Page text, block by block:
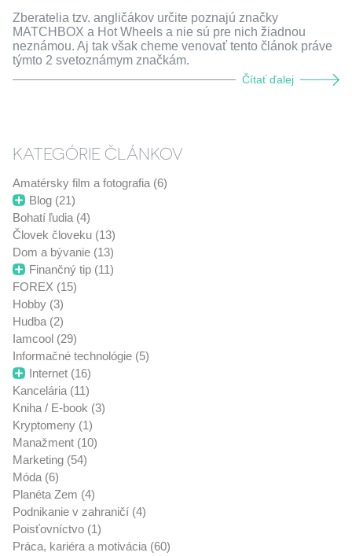
Zberatelia tzv. angličákov určite poznajú značky
MATCHBOX a Hot Wheels a nie sú pre nich žiadnou
neznámou. Aj tak však cheme venovať tento článok práve
týmto 2 svetoznámym značkám.
Čítať ďalej
KATEGÓRIE ČLÁNKOV
Amatérsky film a fotografia (6)
Blog (21)
Bohatí ľudia (4)
Človek človeku (13)
Dom a bývanie (13)
Finančný tip (11)
FOREX (15)
Hobby (3)
Hudba (2)
Iamcool (29)
Informačné technológie (5)
Internet (16)
Kancelária (11)
Kniha / E-book (3)
Kryptomeny (1)
Manažment (10)
Marketing (54)
Móda (6)
Planéta Zem (4)
Podnikanie v zahraničí (4)
Poisťovníctvo (1)
Práca, kariéra a motivácia (60)